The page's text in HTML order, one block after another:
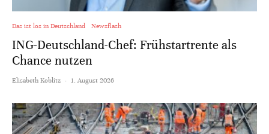
Das ist los in Deutschland Newsflash
ING-Deutschland-Chef: Frühstartrente als
Chance nutzen
Elisabeth Koblitz · 1. August 2026